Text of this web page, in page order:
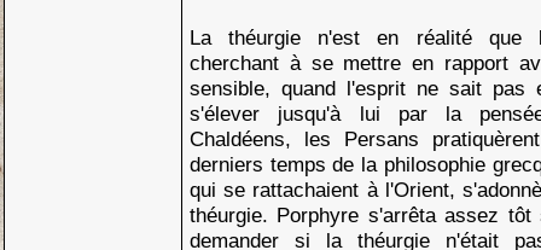
La théurgie n'est en réalité que
cherchant à se mettre en rapport
sensible, quand l'esprit ne sait pas
s'élever jusqu'à lui par la
Chaldéens, les Persans
derniers temps de la philosophie
qui se rattachaient à l'Orient,
théurgie. Porphyre s'arrêta assez
demander si la théurgie n'était